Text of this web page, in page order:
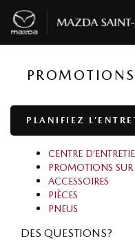
PLANIFIEZ
CENTRE
PROMOTIONS SUR
ACCESSOIRES
PIÈCES
PNEUS
DES QUESTIONS?